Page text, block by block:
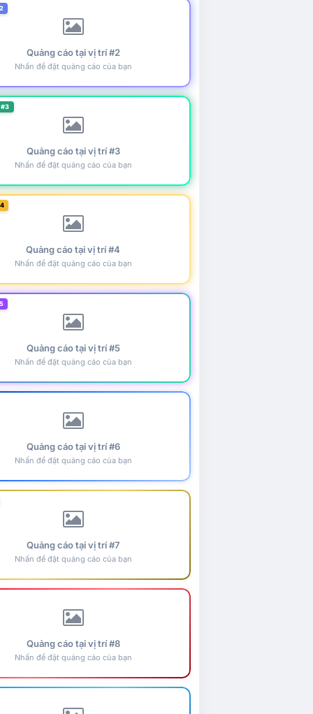
Quảng cáo tại vị trí #2
Nhấn để đặt quảng cáo của bạn
Quảng cáo tại vị trí #3
Nhấn để đặt quảng cáo của bạn
Quảng cáo tại vị trí #4
Nhấn để đặt quảng cáo của bạn
Quảng cáo tại vị trí #5
Nhấn để đặt quảng cáo của bạn
Quảng cáo tại vị trí #6
Nhấn để đặt quảng cáo của bạn
Quảng cáo tại vị trí #7
Nhấn để đặt quảng cáo của bạn
Quảng cáo tại vị trí #8
Nhấn để đặt quảng cáo của bạn